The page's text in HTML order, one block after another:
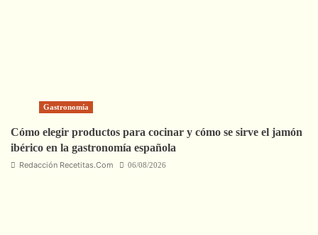
Gastronomía
Cómo elegir productos para cocinar y cómo se sirve el jamón
ibérico en la gastronomía española
Redacción Recetitas.Com 06/08/2026